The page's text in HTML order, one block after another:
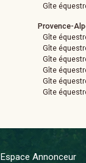
Gîte
Provence-
Gîte
Gîte
Gîte
Gîte
Gîte
Gîte
Espace Annonceur